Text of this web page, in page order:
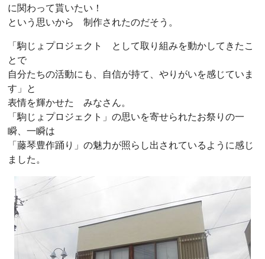
に関わって貰いたい！
という思いから 制作されたのだそう。
「駒じょプロジェクト として取り組みを動かしてきたこ
とで
自分たちの活動にも、自信が持て、やりがいを感じていま
す」と
表情を輝かせた みなさん。
「駒じょプロジェクト」の思いを寄せられたお祭りの一
瞬、一瞬は
「藤琴豊作踊り」の魅力が照らし出されているように感じ
ました。